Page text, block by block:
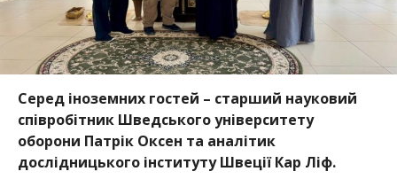
Серед іноземних гостей – старший науковий
співробітник Шведського університету
оборони Патрік Оксен та аналітик
дослідницького інституту Швеції Кар Ліф.